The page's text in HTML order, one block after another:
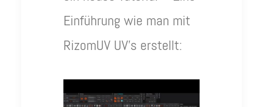
Einführung wie man mit
RizomUV UV’s erstellt: